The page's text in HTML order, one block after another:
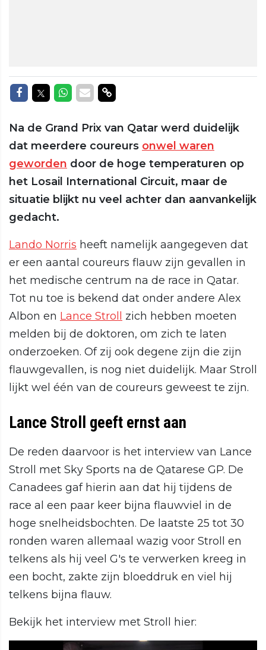
Delen op Facebook
Delen op Twitter
Delen op Whatsapp
Delen via Mail
Delen via link
Na de Grand Prix van Qatar werd duidelijk
dat meerdere coureurs onwel waren
geworden door de hoge temperaturen op
het Losail International Circuit, maar de
situatie blijkt nu veel achter dan aanvankelijk
gedacht.
Lando Norris heeft namelijk aangegeven dat
er een aantal coureurs flauw zijn gevallen in
het medische centrum na de race in Qatar.
Tot nu toe is bekend dat onder andere Alex
Albon en Lance Stroll zich hebben moeten
melden bij de doktoren, om zich te laten
onderzoeken. Of zij ook degene zijn die zijn
flauwgevallen, is nog niet duidelijk. Maar Stroll
lijkt wel één van de coureurs geweest te zijn.
Lance Stroll geeft ernst aan
De reden daarvoor is het interview van Lance
Stroll met Sky Sports na de Qatarese GP. De
Canadees gaf hierin aan dat hij tijdens de
race al een paar keer bijna flauwviel in de
hoge snelheidsbochten. De laatste 25 tot 30
ronden waren allemaal wazig voor Stroll en
telkens als hij veel G's te verwerken kreeg in
een bocht, zakte zijn bloeddruk en viel hij
telkens bijna flauw.
Bekijk het interview met Stroll hier: